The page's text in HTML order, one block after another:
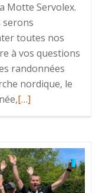
Motte Servolex.
serons
toutes nos
à vos questions
randonnées
nordique, le
En
se
retrouve
[…]